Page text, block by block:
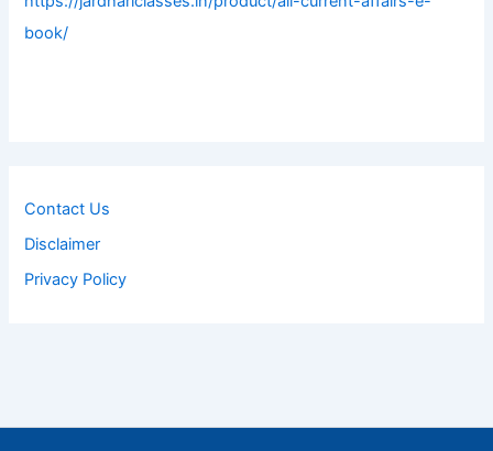
book/
Contact Us
Disclaimer
Privacy Policy